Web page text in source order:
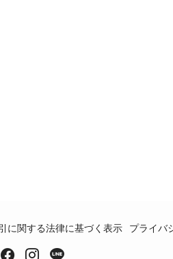
に関する法律に基づく表示 プライバ